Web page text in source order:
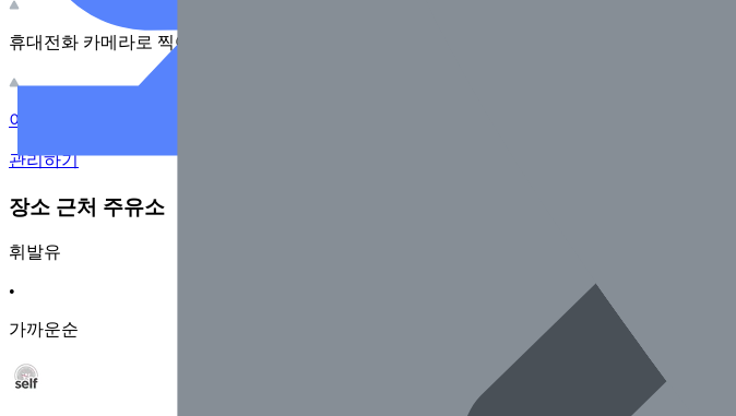
휴대전화 카메라로 찍어보세요
이 주유소의 사장님이신가요?
관리하기
장소 근처 주유소
휘발유
•
가까운순